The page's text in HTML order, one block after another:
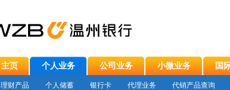
主页 个人业务 公司业务 小微业务 国
理财产品 个人储蓄 银行卡 代理业务 代销产品查询